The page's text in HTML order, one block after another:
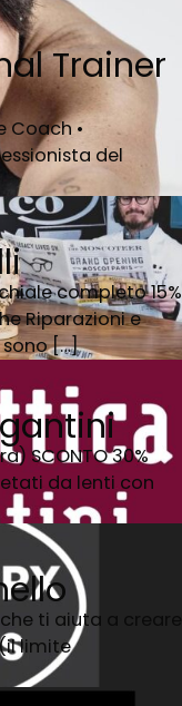
Trainer
Coach •
del
completo 15%
Riparazioni e
[…]
SCONTO 30%
da lenti con
ti aiuta a creare
limite